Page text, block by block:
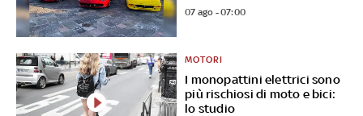
07 ago - 07:00
I monopattini elettrici sono
più rischiosi di moto e bici:
lo studio
MOTORI